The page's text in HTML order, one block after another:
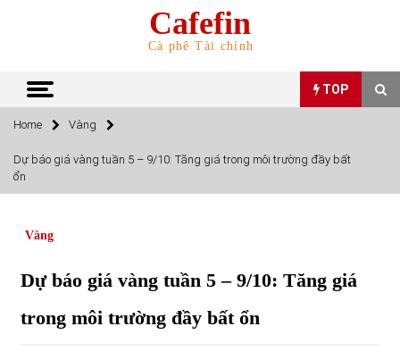
Cafefin
Cà phê Tài chính
TOP
TOP
Top 10 mặt hàng Việt Nam nhập khẩu nhiều nhất tháng
5/2022
Home Vàng
Dự báo giá vàng tuần 5 – 9/10: Tăng giá trong môi trường đầy bất
ổn
Vàng
Dự báo giá vàng tuần 5 – 9/10: Tăng giá
trong môi trường đầy bất ổn